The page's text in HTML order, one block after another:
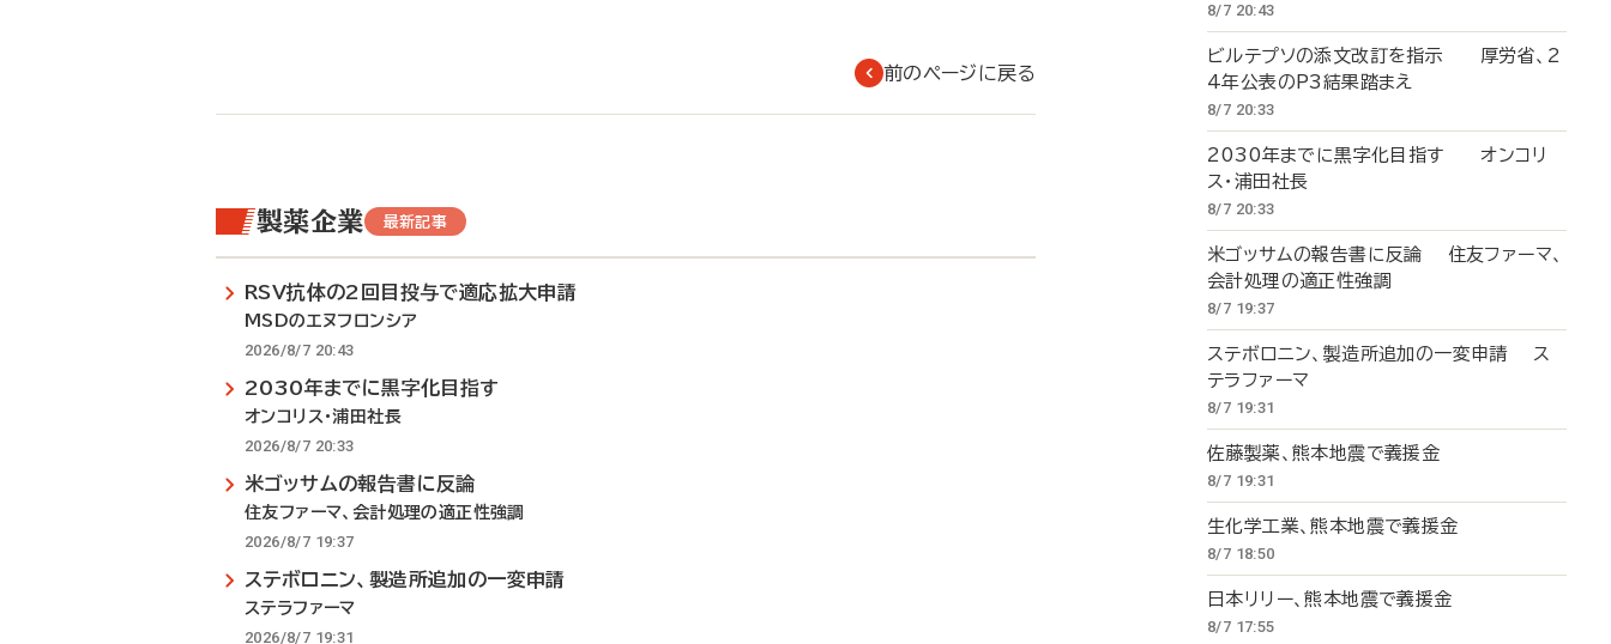
て
前のページに戻る
製薬企業 最新記事
RSV抗体の2回目投与で適応拡大申請
MSDのエヌフロンシア
2026/8/7 20:43
2030年までに黒字化目指す
オンコリス・浦田社長
2026/8/7 20:33
米ゴッサムの報告書に反論
住友ファーマ、会計処理の適正性強調
2026/8/7 19:37
ステボロニン、製造所追加の一変申請
ステラファーマ
2026/8/7 19:31
8/7 20:43
ビルテプソの添文改訂を指示 厚労省、2
4年公表のP3結果踏まえ
8/7 20:33
2030年までに黒字化目指す オンコリ
ス・浦田社長
8/7 20:33
米ゴッサムの報告書に反論 住友ファーマ、
会計処理の適正性強調
8/7 19:37
ステボロニン、製造所追加の一変申請 ス
テラファーマ
8/7 19:31
佐藤製薬、熊本地震で義援金
8/7 19:31
生化学工業、熊本地震で義援金
8/7 18:50
日本リリー、熊本地震で義援金
8/7 17:55